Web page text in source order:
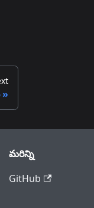
మరిన్ని
GitHub